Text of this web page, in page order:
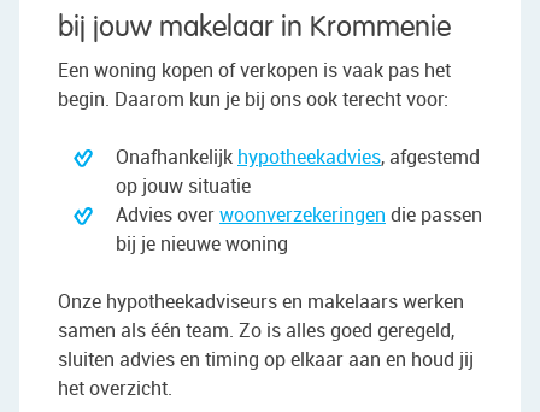
bij jouw makelaar in Krommenie
Een woning kopen of verkopen is vaak pas het
begin. Daarom kun je bij ons ook terecht voor:
Onafhankelijk hypotheekadvies, afgestemd
op jouw situatie
Advies overwoonverzekeringen die passen
bij je nieuwe woning
Onze hypotheekadviseurs en makelaars werken
samen als één team. Zo is alles goed geregeld,
sluiten advies en timing op elkaar aan en houd jij
het overzicht.